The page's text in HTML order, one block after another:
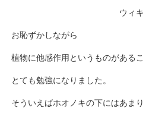
ウィキペディ
お恥ずかしながら
植物に他感作用というものがある
とても勉強になりました。
そういえばホオノキの下にはあま